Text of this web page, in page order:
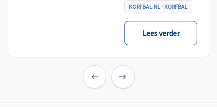
eindigde in shoot-outs,
was het Nederland dat
er met het goud vandoor
KORFBAL.NL - KORFBAL
Lees verder